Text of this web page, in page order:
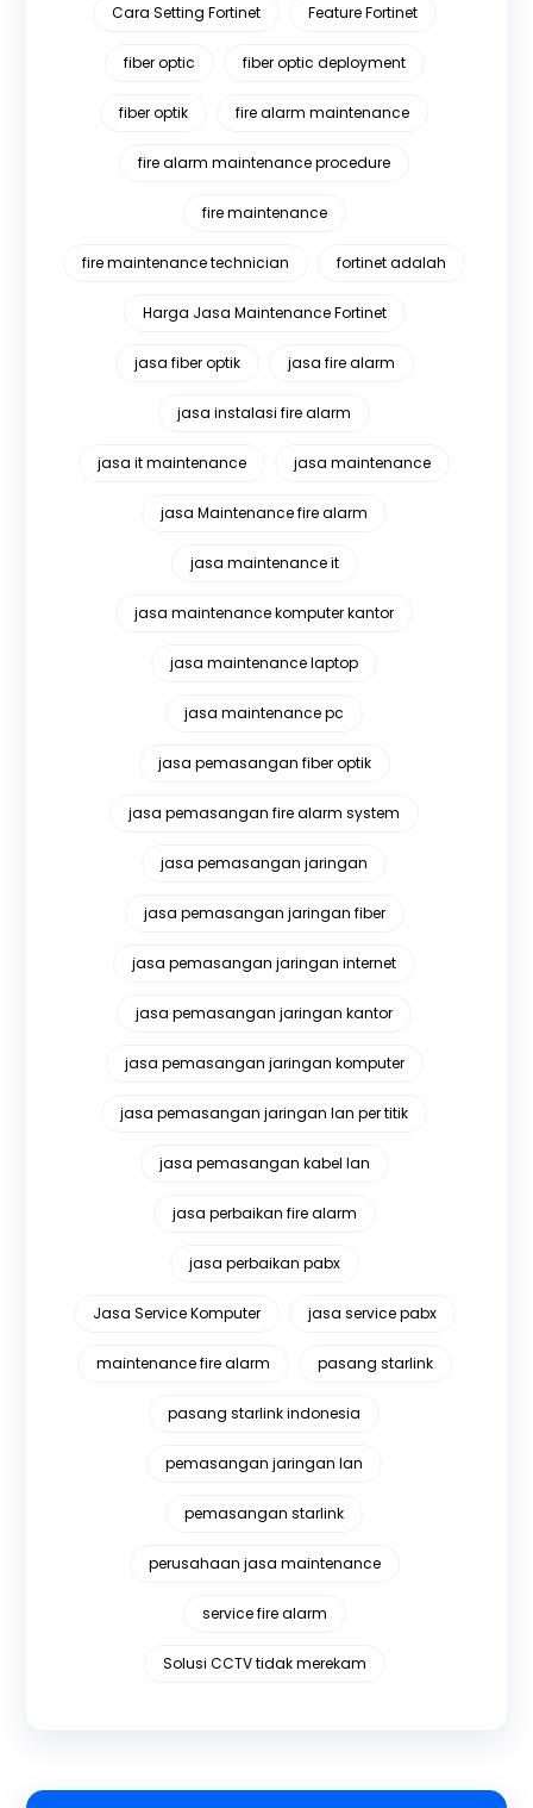
Cara Setting Fortinet Feature Fortinet
fiber optic fiber optic deployment
fiber optik fire alarm maintenance
fire alarm maintenance procedure
fire maintenance
fire maintenance technician fortinet adalah
Harga Jasa Maintenance Fortinet
jasa fiber optik jasa fire alarm
jasa instalasi fire alarm
jasa it maintenance jasa maintenance
jasa Maintenance fire alarm
jasa maintenance it
jasa maintenance komputer kantor
jasa maintenance laptop
jasa maintenance pc
jasa pemasangan fiber optik
jasa pemasangan fire alarm system
jasa pemasangan jaringan
jasa pemasangan jaringan fiber
jasa pemasangan jaringan internet
jasa pemasangan jaringan kantor
jasa pemasangan jaringan komputer
jasa pemasangan jaringan lan per titik
jasa pemasangan kabel lan
jasa perbaikan fire alarm
jasa perbaikan pabx
Jasa Service Komputer jasa service pabx
maintenance fire alarm pasang starlink
pasang starlink indonesia
pemasangan jaringan lan
pemasangan starlink
perusahaan jasa maintenance
service fire alarm
Solusi CCTV tidak merekam